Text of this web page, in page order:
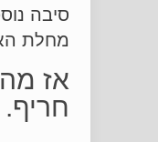
סיבה
מחלת
אז
חריף.